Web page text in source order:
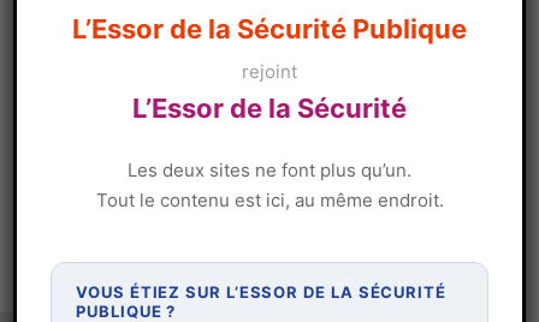
urnes ou les armes, pas les deux !
Là est la
circonstances, les écologistes semblant
gris-vert.
L’Essor de la Sécurité Publique
rejoint
L’Essor de la Sécurité
Les deux sites ne font plus qu’un.
Tout le contenu est ici, au même endroit.
VOUS ÉTIEZ SUR L’ESSOR DE LA SÉCURITÉ
PUBLIQUE ?